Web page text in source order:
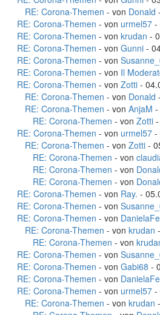
RE: Corona-Themen - von Donald
RE: Corona-Themen - von urmel57 -
RE: Corona-Themen - von krudan -
RE: Corona-Themen - von Gunni -
RE: Corona-Themen - von
RE: Corona-Themen - von Il
RE: Corona-Themen - von Zotti -
RE: Corona-Themen - von Donald
RE: Corona-Themen - von AnjaM -
RE: Corona-Themen - von Zotti
RE: Corona-Themen - von urmel57 -
RE: Corona-Themen - von Zotti -
RE: Corona-Themen - von
RE: Corona-Themen - von
RE: Corona-Themen - von
RE: Corona-Themen - von Ray. -
RE: Corona-Themen - von
RE: Corona-Themen - von DanielaFe
RE: Corona-Themen - von krudan
RE: Corona-Themen - von
RE: Corona-Themen - von
RE: Corona-Themen - von Gabi68 -
RE: Corona-Themen - von DanielaFe
RE: Corona-Themen - von urmel57 -
RE: Corona-Themen - von krudan